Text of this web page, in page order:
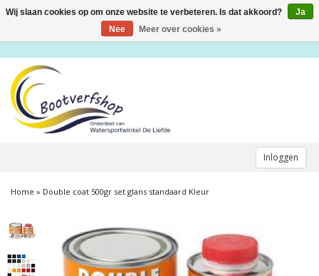
Inloggen
Toggle
Home » Double coat 500gr set glans standaard Kleur
Wij slaan cookies op om onze website te verbeteren. Is dat akkoord?
Ja
Nee
Meer over cookies »